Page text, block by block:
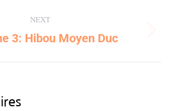
NEXT
Next
3: Hibou Moyen Duc